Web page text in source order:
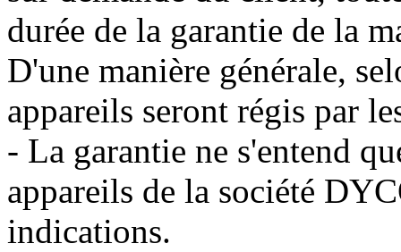
durée de la garantie de la
D'une manière générale,
appareils seront régis par
- La garantie ne s'entend
appareils de la société
indications.